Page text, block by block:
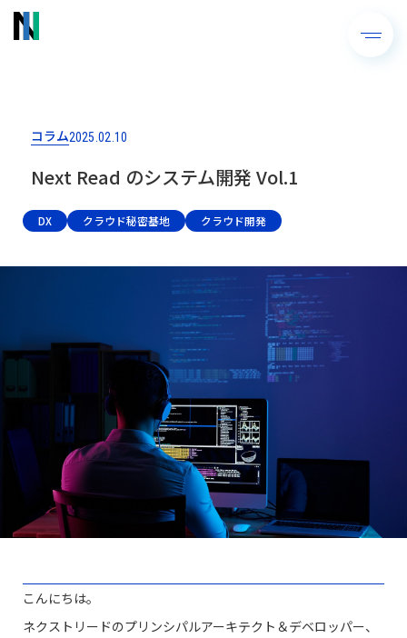
コラム2025.02.10
Next Read のシステム開発 Vol.1
DX クラウド秘密基地 クラウド開発
こんにちは。
ネクストリードのプリンシパルアーキテクト＆デベロッパー、